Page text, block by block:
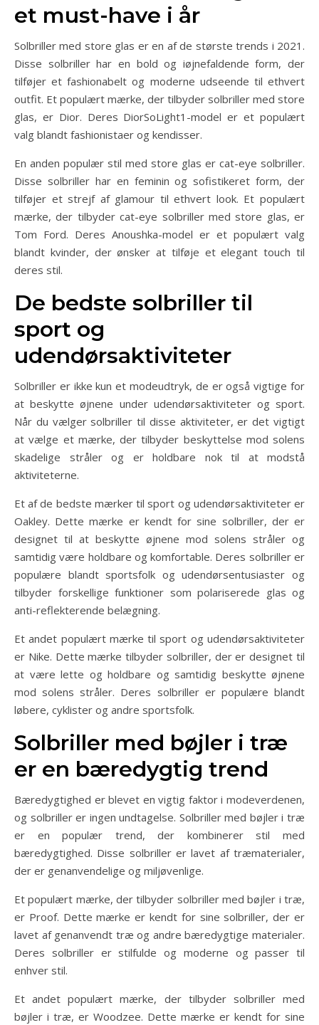
et must-have i år
Solbriller med store glas er en af de største trends i 2021.
Disse solbriller har en bold og iøjnefaldende form, der
tilføjer et fashionabelt og moderne udseende til ethvert
outfit. Et populært mærke, der tilbyder solbriller med store
glas, er Dior. Deres DiorSoLight1-model er et populært
valg blandt fashionistaer og kendisser.
En anden populær stil med store glas er cat-eye solbriller.
Disse solbriller har en feminin og sofistikeret form, der
tilføjer et strejf af glamour til ethvert look. Et populært
mærke, der tilbyder cat-eye solbriller med store glas, er
Tom Ford. Deres Anoushka-model er et populært valg
blandt kvinder, der ønsker at tilføje et elegant touch til
deres stil.
De bedste solbriller til
sport og
udendørsaktiviteter
Solbriller er ikke kun et modeudtryk, de er også vigtige for
at beskytte øjnene under udendørsaktiviteter og sport.
Når du vælger solbriller til disse aktiviteter, er det vigtigt
at vælge et mærke, der tilbyder beskyttelse mod solens
skadelige stråler og er holdbare nok til at modstå
aktiviteterne.
Et af de bedste mærker til sport og udendørsaktiviteter er
Oakley. Dette mærke er kendt for sine solbriller, der er
designet til at beskytte øjnene mod solens stråler og
samtidig være holdbare og komfortable. Deres solbriller er
populære blandt sportsfolk og udendørsentusiaster og
tilbyder forskellige funktioner som polariserede glas og
anti-reflekterende belægning.
Et andet populært mærke til sport og udendørsaktiviteter
er Nike. Dette mærke tilbyder solbriller, der er designet til
at være lette og holdbare og samtidig beskytte øjnene
mod solens stråler. Deres solbriller er populære blandt
løbere, cyklister og andre sportsfolk.
Solbriller med bøjler i træ
er en bæredygtig trend
Bæredygtighed er blevet en vigtig faktor i modeverdenen,
og solbriller er ingen undtagelse. Solbriller med bøjler i træ
er en populær trend, der kombinerer stil med
bæredygtighed. Disse solbriller er lavet af træmaterialer,
der er genanvendelige og miljøvenlige.
Et populært mærke, der tilbyder solbriller med bøjler i træ,
er Proof. Dette mærke er kendt for sine solbriller, der er
lavet af genanvendt træ og andre bæredygtige materialer.
Deres solbriller er stilfulde og moderne og passer til
enhver stil.
Et andet populært mærke, der tilbyder solbriller med
bøjler i træ, er Woodzee. Dette mærke er kendt for sine